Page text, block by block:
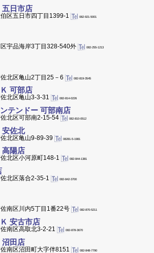
日市店
区五日市四丁目1399-1 082-921-5001
宇品海岸3丁目328-540外 082-255-1213
北区亀山2丁目25－6 082-819-3545
可部店
北区亀山3-3-31 082-814-0226
テンドー 可部南店
北区可部南2-15-54 082-810-0512
安佐北
北区亀山9-89-39 08281-5-1981
高陽店
北区小河原町148-1 082-844-1381
北区落合2-35-1 082-842-3700
南区川内5丁目1番22号 082-870-5211
安古市店
南区高取北3-2-21 082-878-3670
沼田店
南区沼田町大字伴8151 082-848-7790